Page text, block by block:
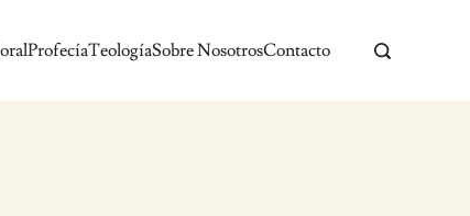
ProfecíaTeologíaSobre NosotrosContacto